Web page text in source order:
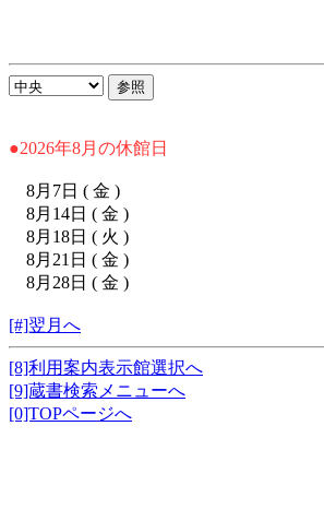
●2026年8月の休館日
8月7日 ( 金 )
8月14日 ( 金 )
8月18日 ( 火 )
8月21日 ( 金 )
8月28日 ( 金 )
[#]翌月へ
[8]利用案内表示館選択へ
[9]蔵書検索メニューへ
[0]TOPページへ